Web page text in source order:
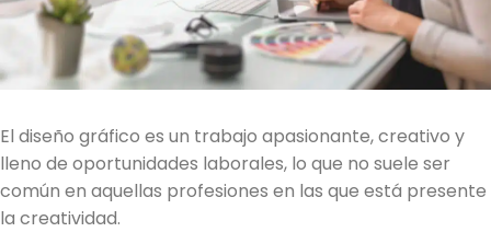
El diseño gráfico es un trabajo apasionante, creativo y
lleno de oportunidades laborales, lo que no suele ser
común en aquellas profesiones en las que está presente
la creatividad.